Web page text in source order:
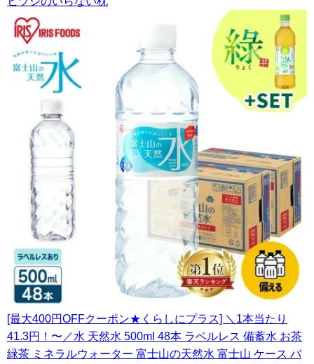
[最大400円OFFクーポン★くらしにプラス] ＼1本当たり
41.3円！〜／水 天然水 500ml 48本 ラベルレス 備蓄水 お茶
緑茶 ミネラルウォーター 富士山の天然水 富士山 ケース バ